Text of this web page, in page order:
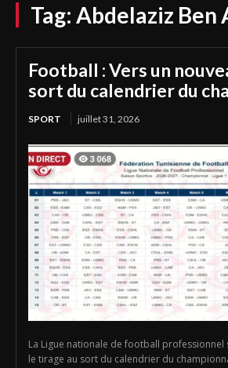
Tag: Abdelaziz Ben
Football : Vers un
sort du calendrier du
SPORT juillet 31, 2026
La Ligue nationale de football
le tirage au sort du calendrier du